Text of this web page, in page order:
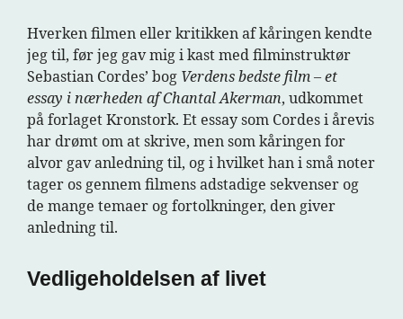
Hverken filmen eller kritikken af kåringen kendte
jeg til, før jeg gav mig i kast med filminstruktør
Sebastian Cordes’ bog Verdens bedste film– et
essay i nærheden af Chantal Akerman, udkommet
på forlaget Kronstork. Et essay som Cordes i årevis
har drømt om at skrive, men som kåringen for
alvor gav anledning til, og i hvilket han i små noter
tager os gennem filmens adstadige sekvenser og
de mange temaer og fortolkninger, den giver
anledning til.
Vedligeholdelsen af livet